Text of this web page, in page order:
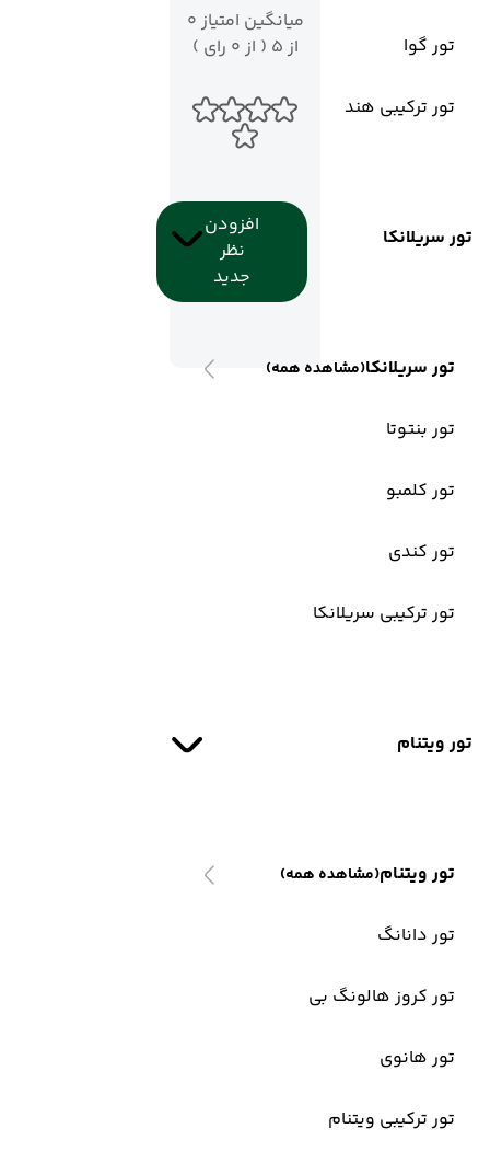
تور گوا
تور ترکیبی هند
تور سریلانکا
تور سریلانکا(مشاهده همه)
تور بنتوتا
تور کلمبو
تور کندی
تور ترکیبی سریلانکا
تور ویتنام
تور ویتنام(مشاهده همه)
تور دانانگ
تور کروز هالونگ بی
تور هانوی
تور ترکیبی ویتنام
میانگین امتیاز 0
از 5 ( از 0 رای )
افزودن
نظر
جدید